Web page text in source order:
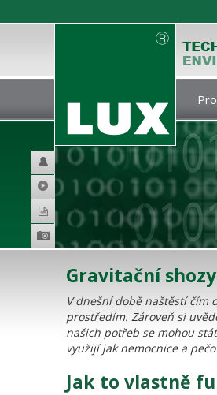
Helpdesk
Video
Katalogy
Gravitační
V dnešní době naštěstí čím
prostředím. Zároveň si
našich potřeb se mohou
využijí jak nemocnice a
Jak to vlastně